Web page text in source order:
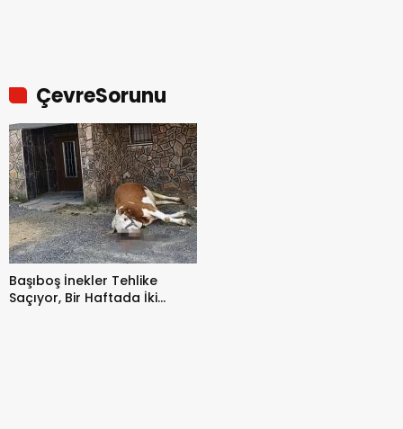
ÇevreSorunu
Başıboş İnekler Tehlike
Saçıyor, Bir Haftada İki